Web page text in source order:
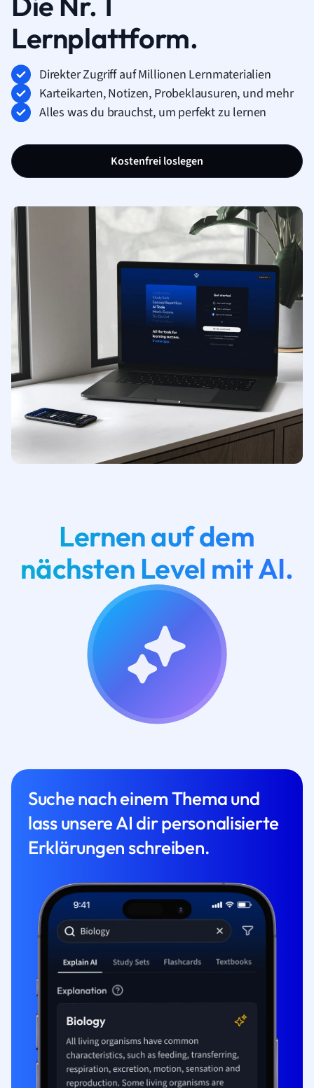
Lernplattform.
Direkter Zugriff auf Millionen Lernmaterialien
Karteikarten, Notizen, Probeklausuren, und mehr
Alles was du brauchst, um perfekt zu lernen
Kostenfrei loslegen
Lernen auf dem
nächsten Level mit AI.
Suche nach einem Thema und
lass unsere AI dir personalisierte
Erklärungen schreiben.